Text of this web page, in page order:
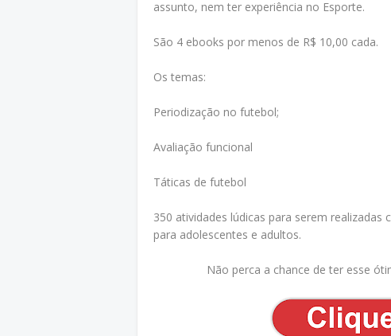
assunto, nem ter experiência no Esporte.
São 4 ebooks por menos de R$ 10,00 cada.
Os temas:
Periodização no futebol;
Avaliação funcional
Táticas de futebol
350 atividades lúdicas para serem
para adolescentes e adultos.
Não perca a chance de ter esse